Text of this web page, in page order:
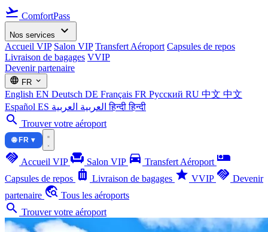
flight_takeoff ComfortPass
Nos services expand_more
Accueil VIP Salon VIP Transfert Aéroport Capsules de repos
Livraison de bagages VVIP
Devenir partenaire
language FR expand_more
English EN Deutsch DE Français FR Русский RU 中文 中文
Español ES العربية العربية हिन्दीहिन्दी
search Trouver votre aéroport
🌐 FR ▾
handshake Accueil VIP chair Salon VIP directions_car Transfert Aéroport airline_seat_individual_suite
Capsules de repos luggage Livraison de bagages star VVIP handshake Devenir
partenaire travel_explore Tous les aéroports
search Trouver votre aéroport